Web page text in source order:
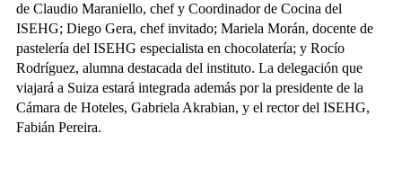
de Claudio Maraniello, chef y Coordinador de Cocina del
ISEHG; Diego Gera, chef invitado; Mariela Morán, docente de
pastelería del ISEHG especialista en chocolatería; y Rocío
Rodríguez, alumna destacada del instituto. La delegación que
viajará a Suiza estará integrada además por la presidente de la
Cámara de Hoteles, Gabriela Akrabian, y el rector del ISEHG,
Fabián Pereira.